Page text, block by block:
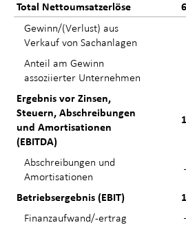
Total Nettoumsatzerlöse
Gewinn/(Verlust) aus
Verkauf von Sachanlagen
Anteil am Gewinn
assoziierter Unternehmen
Ergebnis vor Zinsen,
Steuern, Abschreibungen
und Amortisationen
(EBITDA)
Abschreibungen und
Amortisationen
Betriebsergebnis (EBIT)
Finanzaufwand/-ertrag